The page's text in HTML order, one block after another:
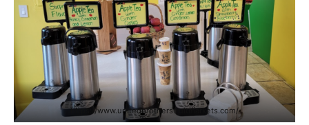
https://www.unitedbrothersfruitmarkets.com/